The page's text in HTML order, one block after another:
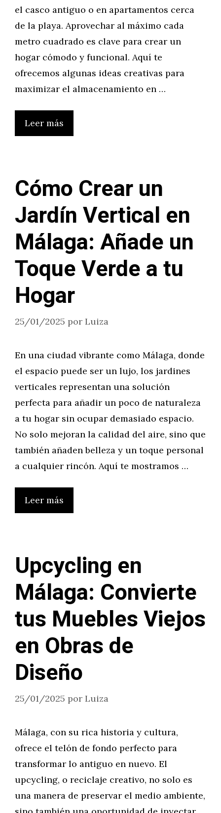
el casco antiguo o en apartamentos cerca
de la playa. Aprovechar al máximo cada
metro cuadrado es clave para crear un
hogar cómodo y funcional. Aquí te
ofrecemos algunas ideas creativas para
maximizar el almacenamiento en …
Leer más
Cómo Crear un
Jardín Vertical en
Málaga: Añade un
Toque Verde a tu
Hogar
25/01/2025 por Luiza
En una ciudad vibrante como Málaga, donde
el espacio puede ser un lujo, los jardines
verticales representan una solución
perfecta para añadir un poco de naturaleza
a tu hogar sin ocupar demasiado espacio.
No solo mejoran la calidad del aire, sino que
también añaden belleza y un toque personal
a cualquier rincón. Aquí te mostramos …
Leer más
Upcycling en
Málaga: Convierte
tus Muebles Viejos
en Obras de
Diseño
25/01/2025 por Luiza
Málaga, con su rica historia y cultura,
ofrece el telón de fondo perfecto para
transformar lo antiguo en nuevo. El
upcycling, o reciclaje creativo, no solo es
una manera de preservar el medio ambiente,